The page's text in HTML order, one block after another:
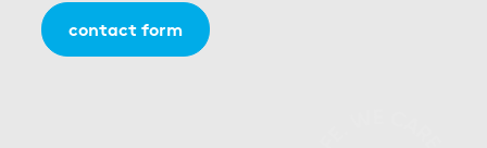
contact form